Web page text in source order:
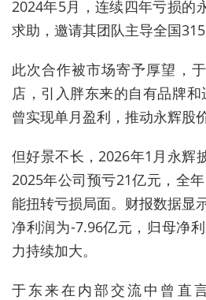
2024年5月，连续四年亏损的
求助，邀请其团队主导全国315
此次合作被市场寄予厚望，
店，引入胖东来的自有品牌
曾实现单月盈利，推动永辉股
但好景不长，2026年1月永辉
2025年公司预亏21亿元，全
能扭转亏损局面。财报数据显
净利润为-7.96亿元，归母净
力持续加大。
于东来在内部交流中曾直